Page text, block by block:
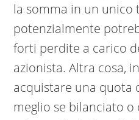
la somma in un unico
potenzialmente
forti perdite a carico
azionista. Altra cosa,
acquistare una quota
meglio se bilanciato o